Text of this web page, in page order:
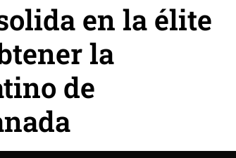
en la élite
la
de